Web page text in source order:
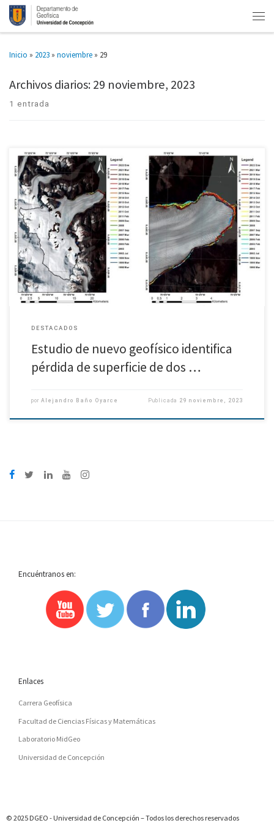
Inicio » 2023 » noviembre » 29
Archivos diarios:29 noviembre, 2023
1 entrada
Glaciar Upsala perdió 9% en 25 años y Perito Moreno ha decrecido desde
2018 Los glaciares Perito Moreno y Upsala, ambos del Campo de Hielos Sur,
han perdido hielo sostenidamente […]
DESTACADOS
Estudio de nuevo geofísico identifica
pérdida de superficie de dos …
por Alejandro Baño Oyarce Publicada 29 noviembre, 2023
Encuéntranos en:
Enlaces
Carrera Geofísica
Facultad de Ciencias Físicas y Matemáticas
Laboratorio MidGeo
Universidad de Concepción